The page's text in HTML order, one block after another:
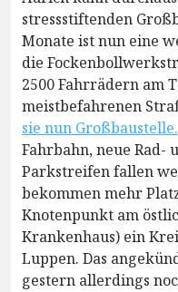
stressstiftenden
Monate ist nun eine
die
2500 Fahrrädern am
meistbefahrenen
sie nun Großbaustelle.
Fahrbahn, neue Rad-
Parkstreifen fallen
bekommen mehr
Knotenpunkt am
Krankenhaus) ein
Luppen. Das
gestern allerdings